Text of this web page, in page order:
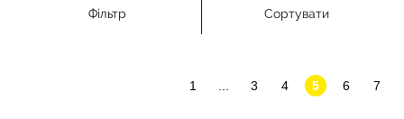
Фільтр Сортувати
1 3 4 5 6 7